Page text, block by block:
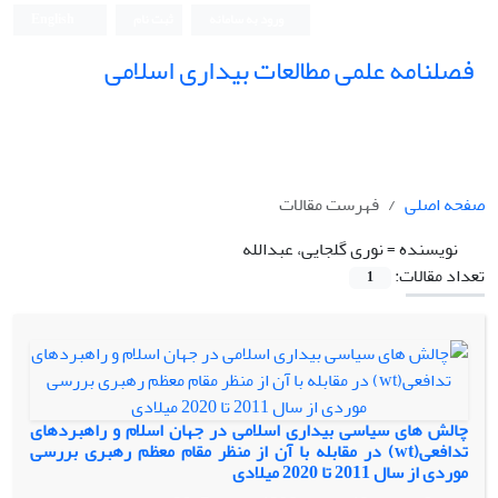
فصلنامه علمی مطالعات بیداری اسلامی
صفحه اصلی
فهرست مقالات
نویسنده =نوری گلجایی، عبدالله
تعداد مقالات:
1
چالش های سیاسی بیداری اسلامی در جهان اسلام و راهبردهای
تدافعی(wt) در مقابله با آن از منظر مقام معظم رهبری بررسی
موردی از سال 2011 تا 2020 میلادی